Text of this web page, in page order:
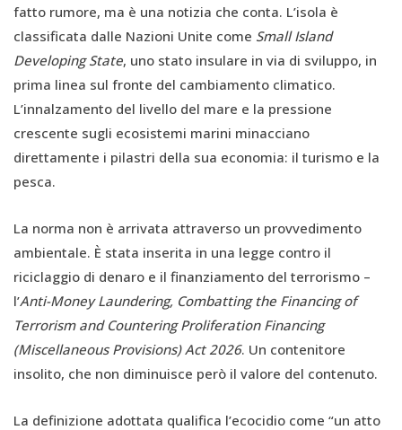
fatto rumore, ma è una notizia che conta. L’isola è
classificata dalle Nazioni Unite come Small Island
Developing State, uno stato insulare in via di sviluppo, in
prima linea sul fronte del cambiamento climatico.
L’innalzamento del livello del mare e la pressione
crescente sugli ecosistemi marini minacciano
direttamente i pilastri della sua economia: il turismo e la
pesca.
La norma non è arrivata attraverso un provvedimento
ambientale. È stata inserita in una legge contro il
riciclaggio di denaro e il finanziamento del terrorismo –
l’Anti-Money Laundering, Combatting the Financing of
Terrorism and Countering Proliferation Financing
(Miscellaneous Provisions) Act 2026. Un contenitore
insolito, che non diminuisce però il valore del contenuto.
La definizione adottata qualifica l’ecocidio come “un atto